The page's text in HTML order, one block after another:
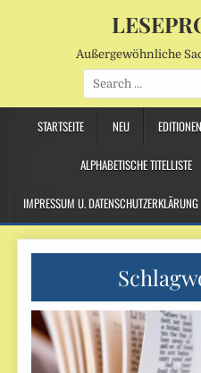
Außergewöhnliche
Search
for:
STARTSEITE NEU EDITIONEN
ALPHABETISCHE TITELLISTE
IMPRESSUM U. DATENSCHUTZERKLÄRUNG